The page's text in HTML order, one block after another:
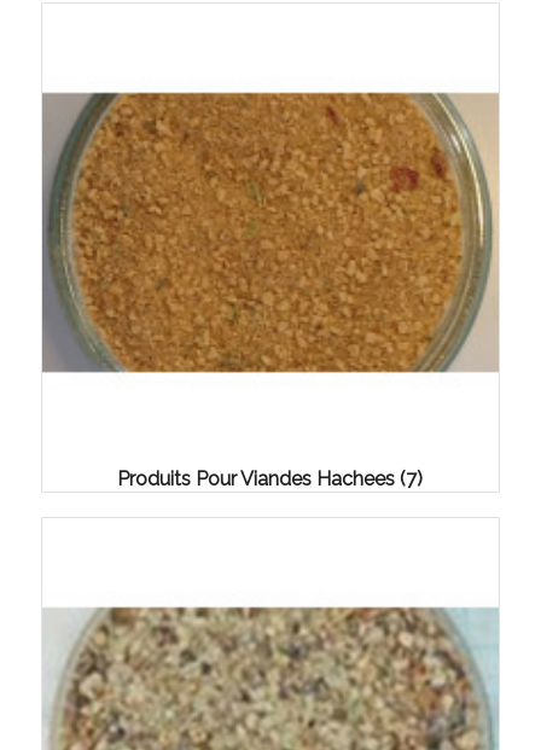
Produits Pour Viandes Hachees(7)